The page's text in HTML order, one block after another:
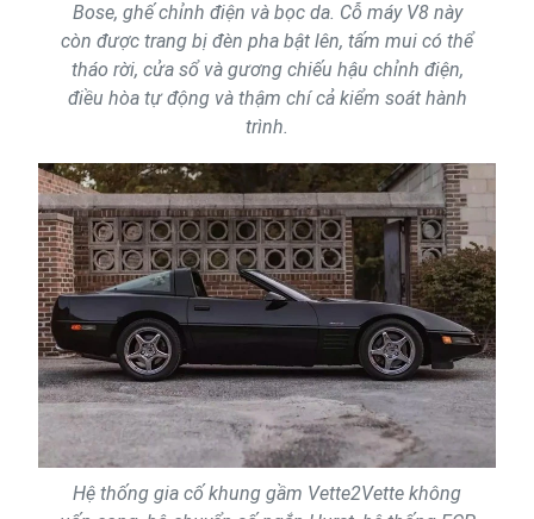
Bose, ghế chỉnh điện và bọc da. Cỗ máy V8 này
còn được trang bị đèn pha bật lên, tấm mui có thể
tháo rời, cửa sổ và gương chiếu hậu chỉnh điện,
điều hòa tự động và thậm chí cả kiểm soát hành
trình.
Hệ thống gia cố khung gầm Vette2Vette không